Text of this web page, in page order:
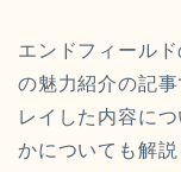
エンドフィール
の魅力紹介の記
レイした内容に
かについても解